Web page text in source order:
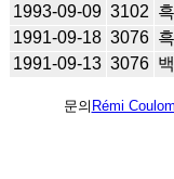
1993-09-09 3102
1991-09-18 3076
1991-09-13 3076
문의 Rémi Coulom